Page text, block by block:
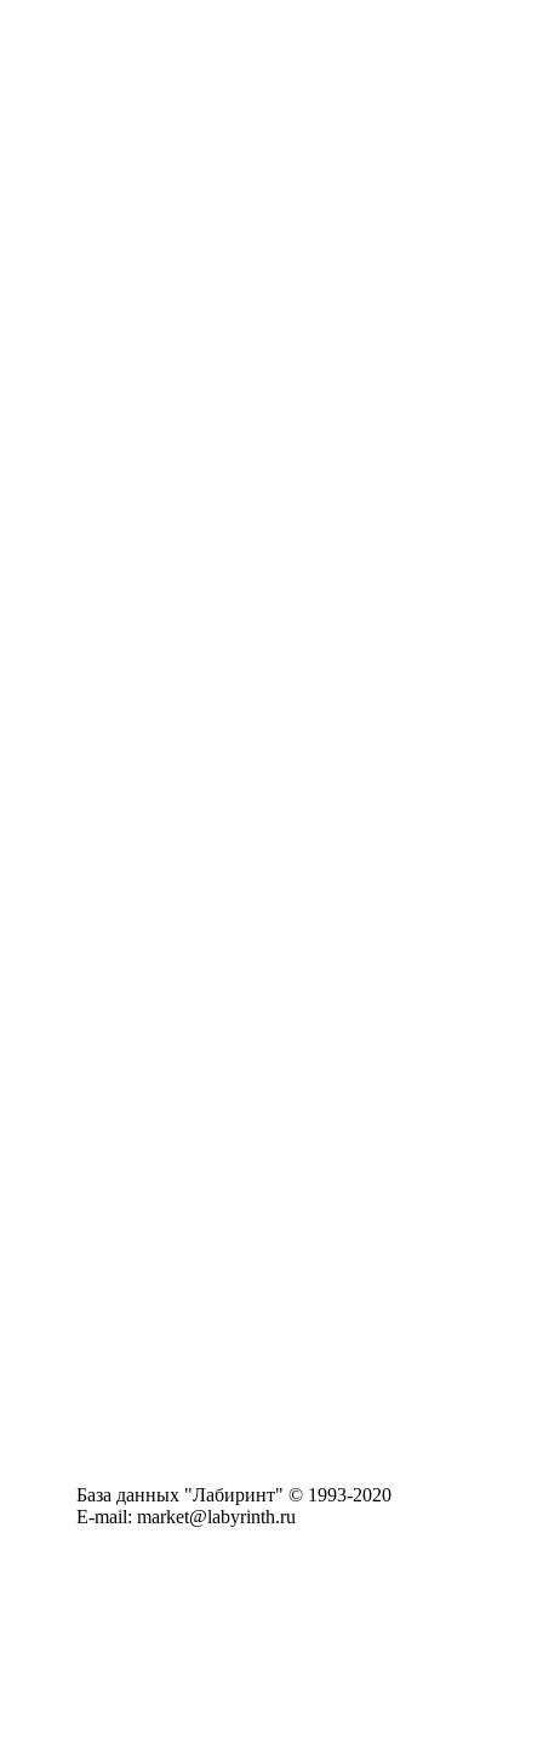
База данных "Лабиринт" © 1993-2020
E-mail: market@labyrinth.ru